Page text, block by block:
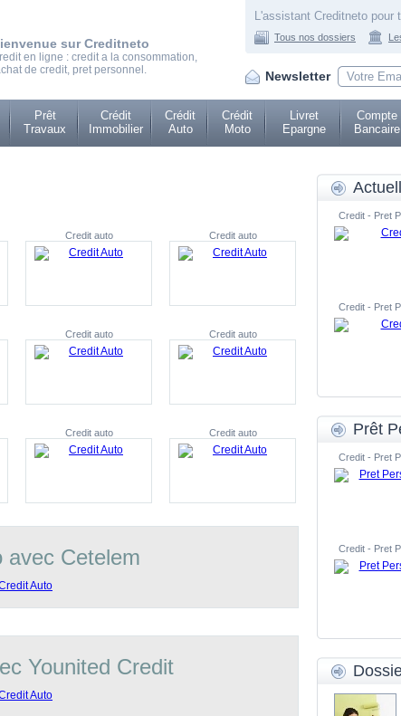
sur Creditneto
en ligne : credit a la consommation,
de credit, pret personnel.
L'assistant Creditneto
Tous nos dossiers
Newsletter
Prêt
Travaux
Crédit
Immobilier
Crédit
Auto
Crédit
Moto
Livret
Epargne
Compte
Bancaire
Credit auto Credit auto
Credit auto Credit auto
Credit auto Credit auto
avec Cetelem
Younited Credit
Credit - Pret
Credit - Pret
Prêt
Credit - Pret
Credit - Pret